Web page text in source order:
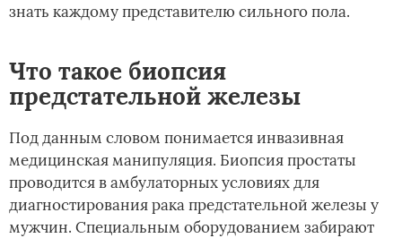
знать каждому представителю сильного пола.
Что такое биопсия
предстательной железы
Под данным словом понимается инвазивная
медицинская манипуляция. Биопсия простаты
проводится в амбулаторных условиях для
диагностирования рака предстательной железы у
мужчин. Специальным оборудованием забирают